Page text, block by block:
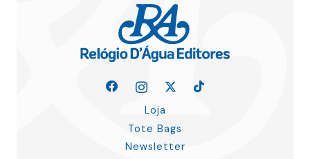
Loja
Tote Bags
Newsletter